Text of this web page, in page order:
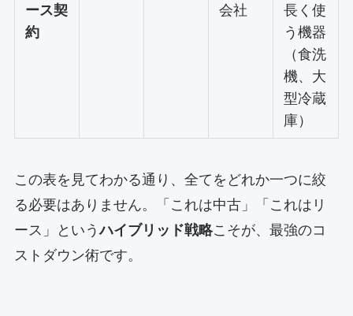
ース契
約
会社
長く使
う機器
（食洗
機、大
型冷蔵
庫）
この表を見てわかる通り、全てをどれか一つに絞
る必要はありません。「これは中古」「これはリ
ース」というハイブリッド戦略こそが、最強のコ
ストダウン術です。